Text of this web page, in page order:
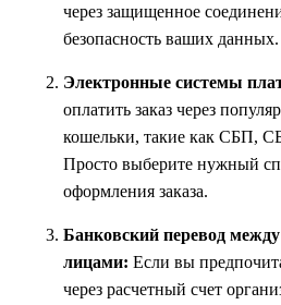
через защищенное
безопасность ваших данных.
Электронные системы
оплатить заказ через
кошельки, такие как СБП,
Просто выберите нужный
оформления заказа.
Банковский перевод
лицами: Если вы
через расчетный счет